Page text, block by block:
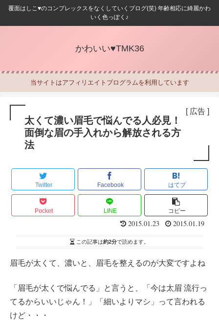
覆面はしこ♥のコンプレックスをなくしていくブログ(笑) 年齢相応に綺麗かわ
いく色っぽく♪
かわいい♥TMK36
当サイトはアフィリエイトプログラムを利用しています
[ 広告 ]
太くて濃い眉毛で悩んでる人必見！
面倒な眉の手入れから解放される方
法
Twitter Facebook はてブ
Pocket LINE コピー
2015.01.23 2015.01.19
この記事は約2分で読めます。
眉毛が太くて、濃いと、眉毛を整えるのが大変ですよね
「眉毛が太くで悩んでる」と言うと、「今は太眉 流行っ
てるからいいじゃん！」「細いよりマシ」って言われる
けど・・・